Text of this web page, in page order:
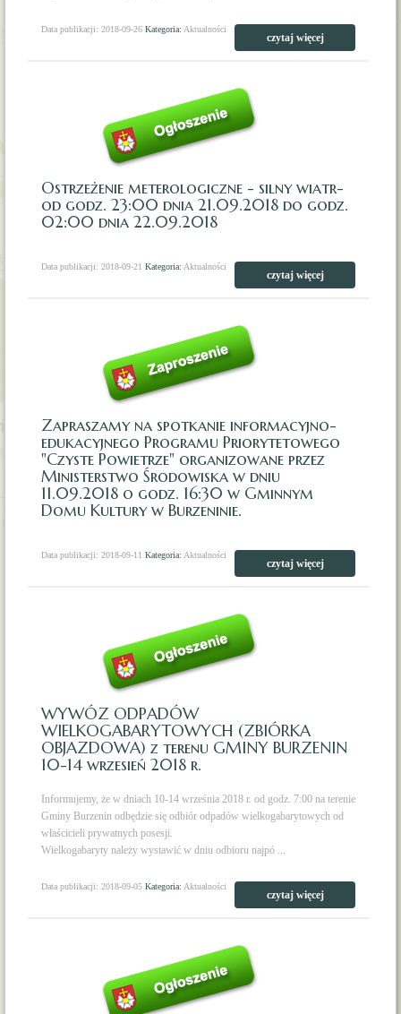
czytaj więcej
Data publikacji: 2018-09-26 Kategoria: Aktualności
Ostrzeżenie meterologiczne - silny wiatr-
od godz. 23:00 dnia 21.09.2018 do godz.
02:00 dnia 22.09.2018
czytaj więcej
Data publikacji: 2018-09-21 Kategoria: Aktualności
Zapraszamy na spotkanie informacyjno-
edukacyjnego Programu Priorytetowego
"Czyste Powietrze" organizowane przez
Ministerstwo Środowiska w dniu
11.09.2018 o godz. 16:30 w Gminnym
Domu Kultury w Burzeninie.
czytaj więcej
Data publikacji: 2018-09-11 Kategoria: Aktualności
WYWÓZ ODPADÓW
WIELKOGABARYTOWYCH (ZBIÓRKA
OBJAZDOWA) z terenu GMINY BURZENIN
10-14 wrzesień 2018 r.
Informujemy, że w dniach 10-14 września 2018 r. od godz. 7:00 na terenie
Gminy Burzenin odbędzie się odbiór odpadów wielkogabarytowych od
właścicieli prywatnych posesji.
Wielkogabaryty należy wystawić w dniu odbioru najpó ...
czytaj więcej
Data publikacji: 2018-09-05 Kategoria: Aktualności